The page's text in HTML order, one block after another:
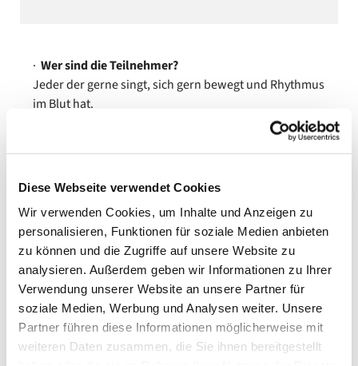
Diese Webseite verwendet Cookies
Wir verwenden Cookies, um Inhalte und Anzeigen zu
personalisieren, Funktionen für soziale Medien anbieten
zu können und die Zugriffe auf unsere Website zu
analysieren. Außerdem geben wir Informationen zu Ihrer
Verwendung unserer Website an unsere Partner für
soziale Medien, Werbung und Analysen weiter. Unsere
Partner führen diese Informationen möglicherweise mit
weiteren Daten zusammen, die Sie ihnen bereitgestellt
· Wer sind die Teilnehmer?
Jeder der gerne singt, sich gern bewegt und Rhythmus
im Blut hat.
kommen?
harter Arbeit viel Spaß.